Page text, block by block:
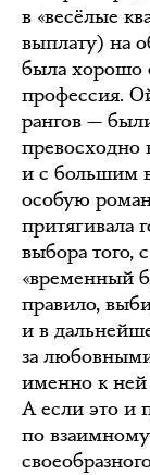
в «весёлые
выплату) на
была хорошо
профессия.
рангов —
превосходно
и с большим
особую
притягивала
выбора того,
«временный
правило,
и в
за
именно к
А если это и
по